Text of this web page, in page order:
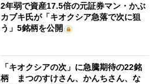
2年弱で資産17.5倍の元証券マン・かぶ
カブキ氏が「キオクシア急落で次に狙
う」5銘柄を公開
「キオクシアの次」に急騰期待の22銘
柄 まつのすけさん、かんちさん、な